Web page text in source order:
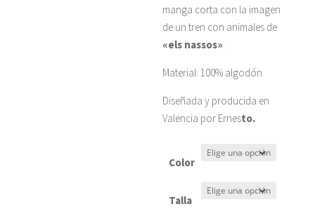
manga corta con la imagen
de un tren con animales de
«els nassos».
Material: 100% algodón
Diseñada y producida en
Valencia por Ernesto.
Color
Talla